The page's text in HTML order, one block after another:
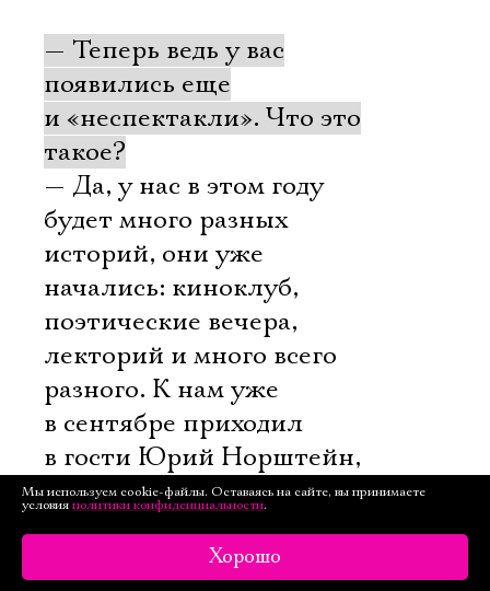
— Теперь ведь у вас
появились еще
и «неспектакли». Что это
такое?
— Да, у нас в этом году
будет много разных
историй, они уже
начались: киноклуб,
поэтические вечера,
лекторий и много всего
разного. К нам уже
в сентябре приходил
в гости Юрий Норштейн,
историк кино Наум
Клейман прочитал
лекцию про Эйзенштейна
Мы используем cookie-файлы. Оставаясь на сайте, вы принимаете
условия политики конфиденциальности.
Хорошо